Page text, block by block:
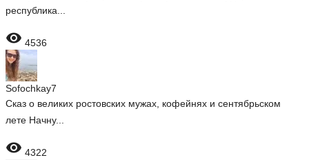
республика...
 4536
Sofochkay7
Сказ о великих ростовских мужах, кофейнях и сентябрьском
лете Начну...
 4322